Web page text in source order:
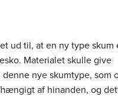
ud til, at en ny type skum
Materialet skulle give
nye skumtype, som
af hinanden, og